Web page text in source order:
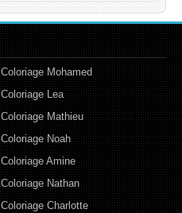
Coloriage Mohamed
Coloriage Lea
Coloriage Mathieu
Coloriage Noah
Coloriage Amine
Coloriage Nathan
Coloriage Charlotte